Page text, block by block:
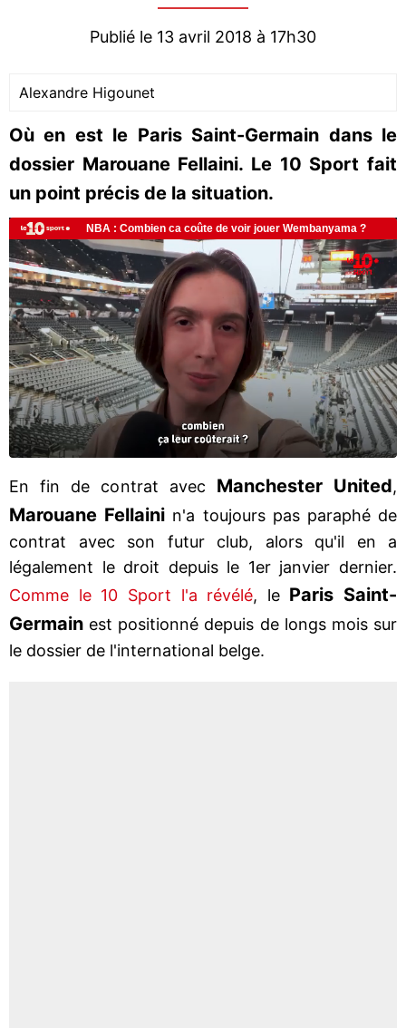
Publié le 13 avril 2018 à 17h30
Alexandre Higounet
Où en est le Paris Saint-Germain dans le
dossier Marouane Fellaini. Le 10 Sport fait
un point précis de la situation.
En fin de contrat avec Manchester United,
Marouane Fellaini n'a toujours pas paraphé de
contrat avec son futur club, alors qu'il en a
légalement le droit depuis le 1er janvier dernier.
Comme le 10 Sport l'a révélé, le Paris Saint-
Germain est positionné depuis de longs mois sur
le dossier de l'international belge.